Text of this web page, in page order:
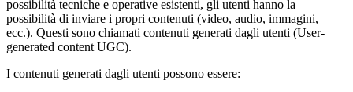
possibilità tecniche e operative esistenti, gli utenti hanno la
possibilità di inviare i propri contenuti (video, audio, immagini,
ecc.). Questi sono chiamati contenuti generati dagli utenti (User-
generated content UGC).
I contenuti generati dagli utenti possono essere: